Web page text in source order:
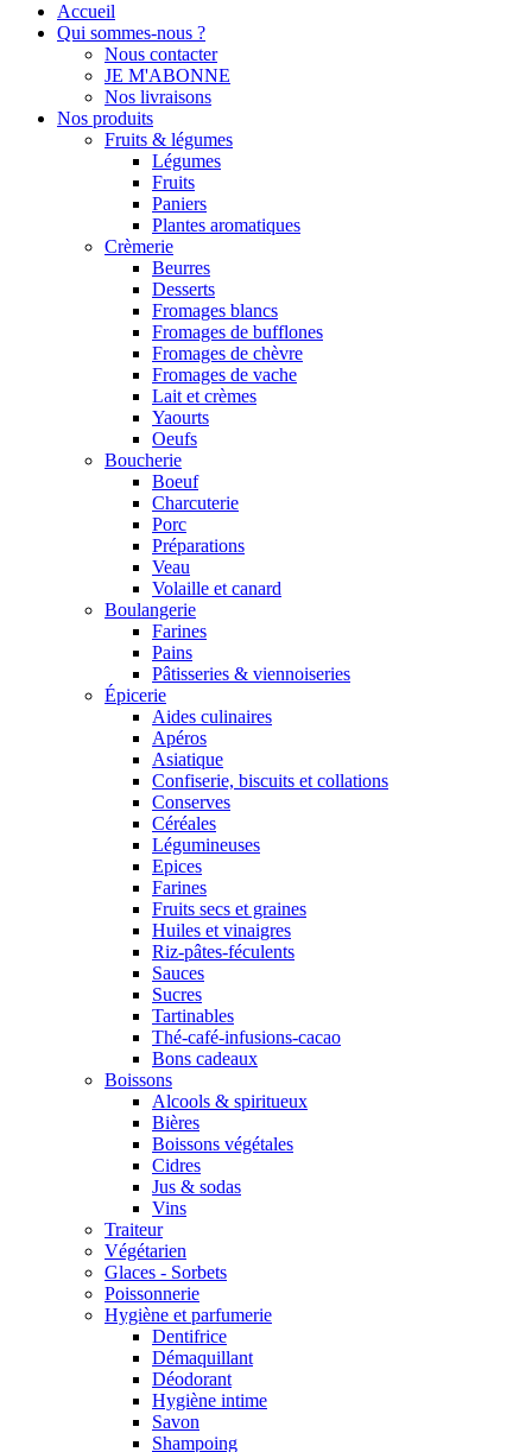
Accueil
Qui sommes-nous ?
Nous contacter
JE M'ABONNE
Nos livraisons
Nos produits
Fruits & légumes
Légumes
Fruits
Paniers
Plantes aromatiques
Crèmerie
Beurres
Desserts
Fromages blancs
Fromages de bufflones
Fromages de chèvre
Fromages de vache
Lait et crèmes
Yaourts
Oeufs
Boucherie
Boeuf
Charcuterie
Porc
Préparations
Veau
Volaille et canard
Boulangerie
Farines
Pains
Pâtisseries & viennoiseries
Épicerie
Aides culinaires
Apéros
Asiatique
Confiserie, biscuits et collations
Conserves
Céréales
Légumineuses
Epices
Farines
Fruits secs et graines
Huiles et vinaigres
Riz-pâtes-féculents
Sauces
Sucres
Tartinables
Thé-café-infusions-cacao
Bons cadeaux
Boissons
Alcools & spiritueux
Bières
Boissons végétales
Cidres
Jus & sodas
Vins
Traiteur
Végétarien
Glaces - Sorbets
Poissonnerie
Hygiène et parfumerie
Dentifrice
Démaquillant
Déodorant
Hygiène intime
Savon
Shampoing